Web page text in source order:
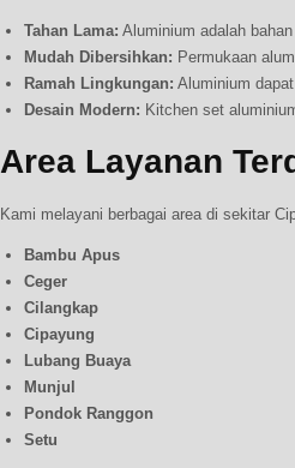
Tahan Lama: Aluminium adalah
Mudah Dibersihkan: Permukaan
Ramah Lingkungan: Aluminium
Desain Modern: Kitchen set
Area Layanan
Kami melayani berbagai area di sekitar
Bambu Apus
Ceger
Cilangkap
Cipayung
Lubang Buaya
Munjul
Pondok Ranggon
Setu